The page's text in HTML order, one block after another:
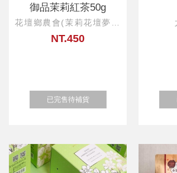
御品茉莉紅茶50g
花壇鄉農會(茉莉花壇夢想
館)
NT.450
已完售待補貨